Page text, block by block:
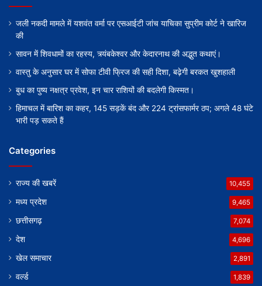
जली नकदी मामले में यशवंत वर्मा पर एसआईटी जांच याचिका सुप्रीम कोर्ट ने खारिज
की
सावन में शिवधामों का रहस्य, त्र्यंबकेश्वर और केदारनाथ की अद्भुत कथाएं।
वास्तु के अनुसार घर में सोफा टीवी फ्रिज की सही दिशा, बढ़ेगी बरकत खुशहाली
बुध का पुष्य नक्षत्र प्रवेश, इन चार राशियों की बदलेगी किस्मत।
हिमाचल में बारिश का कहर, 145 सड़कें बंद और 224 ट्रांसफार्मर ठप; अगले 48 घंटे
भारी पड़ सकते हैं
Categories
राज्य की खबरें 10,455
मध्य प्रदेश 9,465
छत्तीसगढ़ 7,074
देश 4,696
खेल समाचार 2,891
वर्ल्ड 1,839